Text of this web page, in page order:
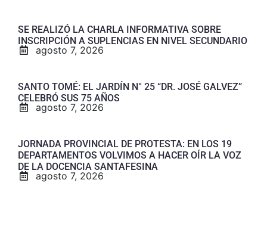
SE REALIZÓ LA CHARLA INFORMATIVA SOBRE
INSCRIPCIÓN A SUPLENCIAS EN NIVEL SECUNDARIO
agosto 7, 2026
SANTO TOMÉ: EL JARDÍN N° 25 “DR. JOSÉ GALVEZ”
CELEBRÓ SUS 75 AÑOS
agosto 7, 2026
JORNADA PROVINCIAL DE PROTESTA: EN LOS 19
DEPARTAMENTOS VOLVIMOS A HACER OÍR LA VOZ
DE LA DOCENCIA SANTAFESINA
agosto 7, 2026